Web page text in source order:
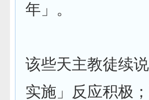
年」。
该些天主教徒续
实施」反应积极